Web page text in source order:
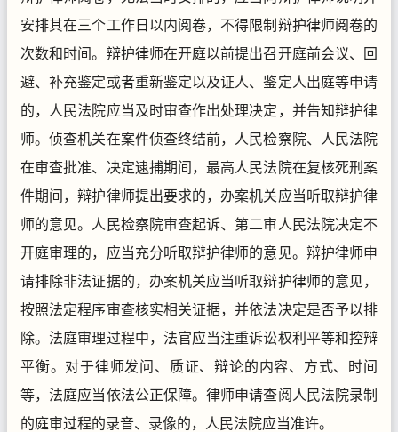
安排其在三个工作日以内阅卷，不得限制辩护律师阅卷的
次数和时间。辩护律师在开庭以前提出召开庭前会议、回
避、补充鉴定或者重新鉴定以及证人、鉴定人出庭等申请
的，人民法院应当及时审查作出处理决定，并告知辩护律
师。侦查机关在案件侦查终结前，人民检察院、人民法院
在审查批准、决定逮捕期间，最高人民法院在复核死刑案
件期间，辩护律师提出要求的，办案机关应当听取辩护律
师的意见。人民检察院审查起诉、第二审人民法院决定不
开庭审理的，应当充分听取辩护律师的意见。辩护律师申
请排除非法证据的，办案机关应当听取辩护律师的意见，
按照法定程序审查核实相关证据，并依法决定是否予以排
除。法庭审理过程中，法官应当注重诉讼权利平等和控辩
平衡。对于律师发问、质证、辩论的内容、方式、时间
等，法庭应当依法公正保障。律师申请查阅人民法院录制
的庭审过程的录音、录像的，人民法院应当准许。